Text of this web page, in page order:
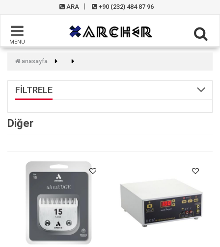
ARA +90 (232) 484 87 96
MENÜ
anasayfa
FİLTRELE
Diğer